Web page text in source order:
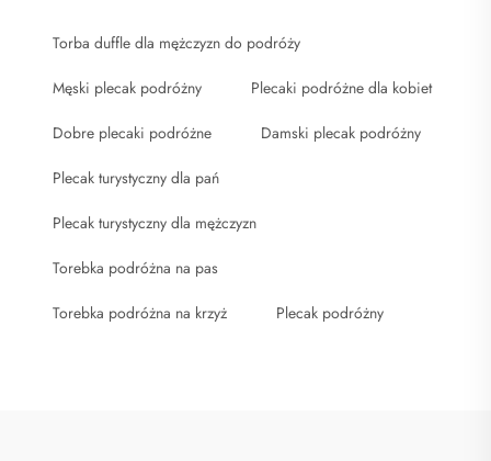
Torba duffle dla mężczyzn do podróży
Męski plecak podróżny Plecaki podróżne dla kobiet
Dobre plecaki podróżne Damski plecak podróżny
Plecak turystyczny dla pań
Plecak turystyczny dla mężczyzn
Torebka podróżna na pas
Torebka podróżna na krzyż Plecak podróżny